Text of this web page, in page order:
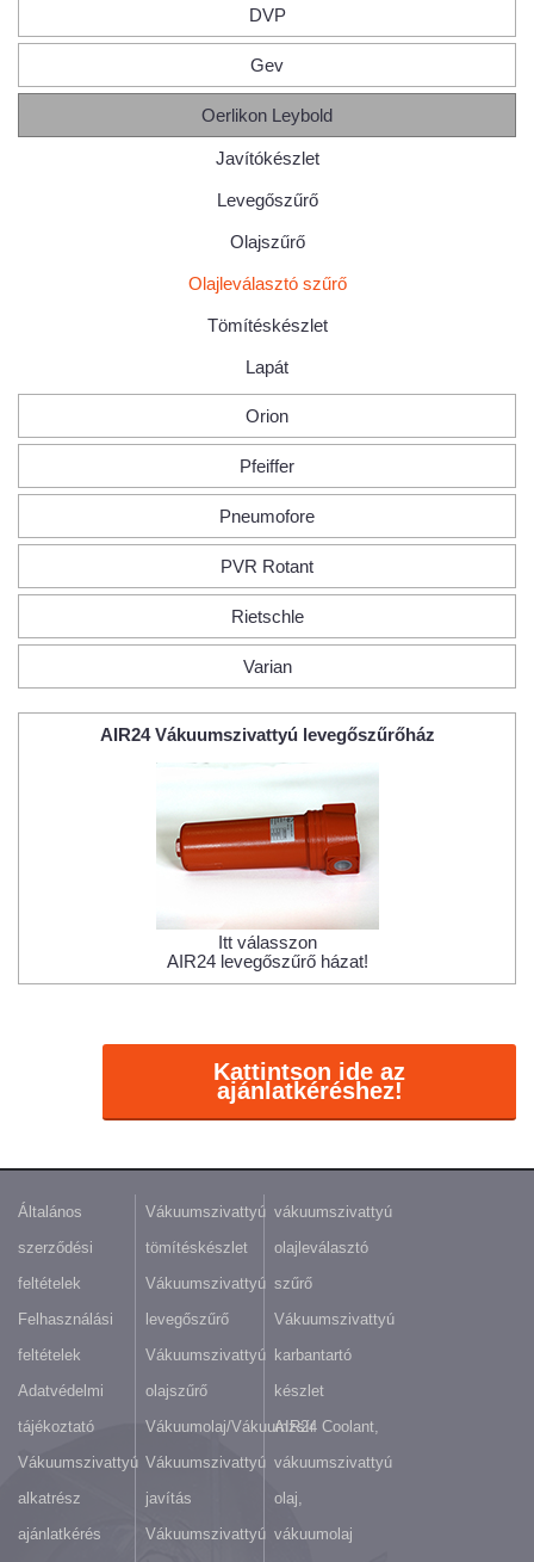
DVP
Gev
Oerlikon Leybold
Javítókészlet
Levegőszűrő
Olajszűrő
Olajleválasztó szűrő
Tömítéskészlet
Lapát
Orion
Pfeiffer
Pneumofore
PVR Rotant
Rietschle
Varian
AIR24 Vákuumszivattyú levegőszűrőház
Itt válasszon
AIR24 levegőszűrő házat!
Kattintson ide az
ajánlatkéréshez!
Általános
szerződési
feltételek
Felhasználási
feltételek
Adatvédelmi
tájékoztató
Vákuumszivattyú
alkatrész
ajánlatkérés
Vákuumszivattyú
tömítéskészlet
Vákuumszivattyú
levegőszűrő
Vákuumszivattyú
olajszűrő
Vákuumolaj/Vákuumzsír
Vákuumszivattyú
javítás
Vákuumszivattyú
vákuumszivattyú
olajleválasztó
szűrő
Vákuumszivattyú
karbantartó
készlet
AIR24 Coolant,
vákuumszivattyú
olaj,
vákuumolaj